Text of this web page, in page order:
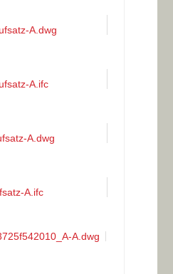
A.dwg
A.ifc
A.dwg
A.ifc
A.dwg